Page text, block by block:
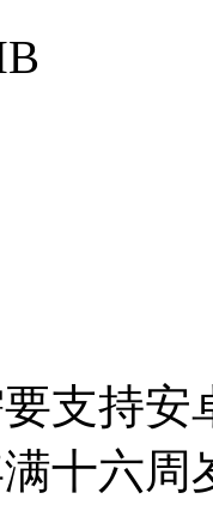
支持安
十六周